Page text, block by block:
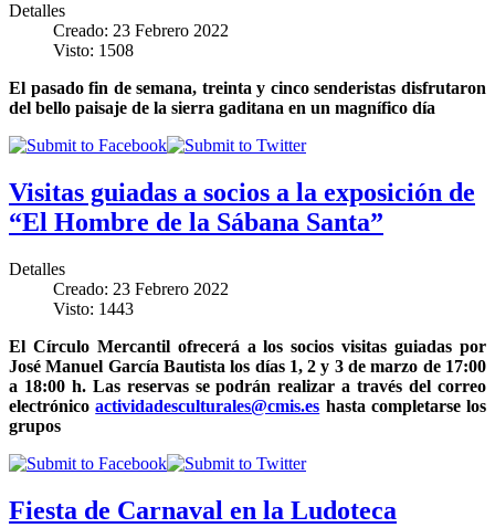
Detalles
Creado: 23 Febrero 2022
Visto: 1508
El pasado fin de semana, treinta y cinco senderistas disfrutaron
del bello paisaje de la sierra gaditana en un magnífico día
Visitas guiadas a socios a la exposición de
“El Hombre de la Sábana Santa”
Detalles
Creado: 23 Febrero 2022
Visto: 1443
El Círculo Mercantil ofrecerá a los socios visitas guiadas por
José Manuel García Bautista los días 1, 2 y 3 de marzo de 17:00
a 18:00 h. Las reservas se podrán realizar a través del correo
electrónicoactividadesculturales@cmis.es hasta completarse los
grupos
Fiesta de Carnaval en la Ludoteca